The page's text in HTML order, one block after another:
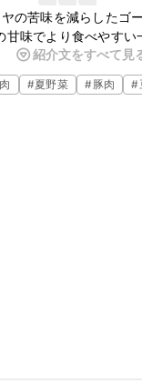
の苦味を減らしたゴ
甘味でより食べやすい
ランチョンミートをご
けます。ランチョンミ
。
紹介文をすべて見
#夏野菜 #豚肉 #